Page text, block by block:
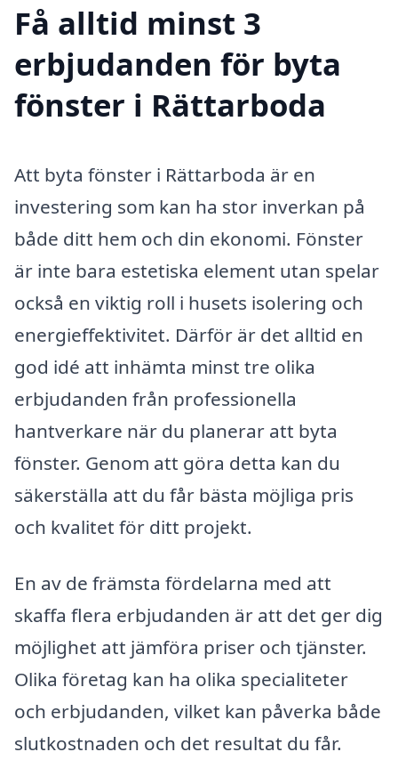
Få alltid minst 3
erbjudanden för byta
fönster i Rättarboda
Att byta fönster i Rättarboda är en
investering som kan ha stor inverkan på
både ditt hem och din ekonomi. Fönster
är inte bara estetiska element utan spelar
också en viktig roll i husets isolering och
energieffektivitet. Därför är det alltid en
god idé att inhämta minst tre olika
erbjudanden från professionella
hantverkare när du planerar att byta
fönster. Genom att göra detta kan du
säkerställa att du får bästa möjliga pris
och kvalitet för ditt projekt.
En av de främsta fördelarna med att
skaffa flera erbjudanden är att det ger dig
möjlighet att jämföra priser och tjänster.
Olika företag kan ha olika specialiteter
och erbjudanden, vilket kan påverka både
slutkostnaden och det resultat du får.